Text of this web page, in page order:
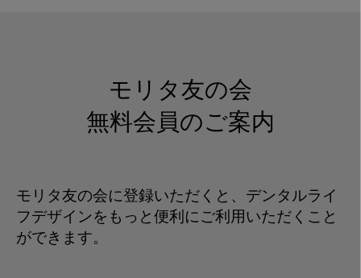
モリタ友の会
無料会員のご案内
モリタ友の会に登録いただくと、デンタルライ
フデザインをもっと便利にご利用いただくこと
ができます。